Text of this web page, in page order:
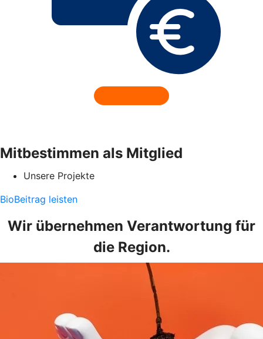
Mitbestimmen als Mitglied
Unsere Projekte
BioBeitrag leisten
Wir übernehmen Verantwortung für
die Region.